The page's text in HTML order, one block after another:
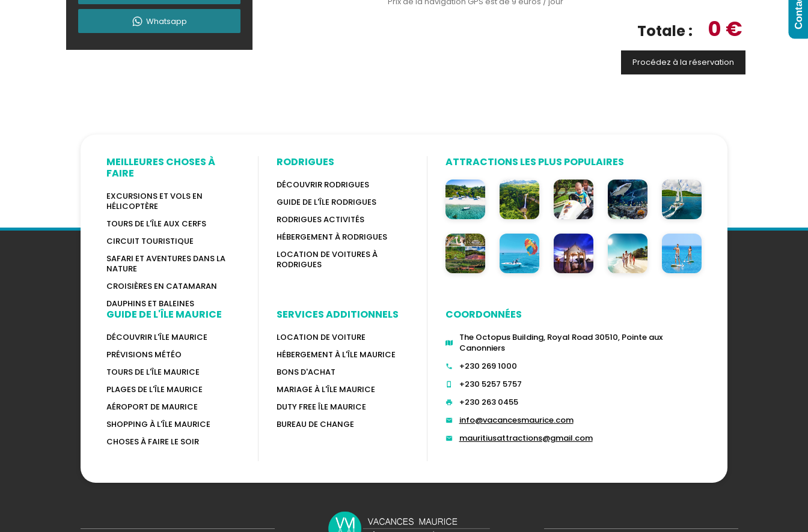
Whatsapp Totale : 0 €
MEILLEURES CHOSES À
FAIRE
EXCURSIONS ET VOLS EN
HÉLICOPTÈRE
TOURS DE L'ÎLE AUX CERFS
CIRCUIT TOURISTIQUE
SAFARI ET AVENTURES DANS LA
NATURE
CROISIÈRES EN CATAMARAN
DAUPHINS ET BALEINES
GUIDE DE L'ÎLE MAURICE
DÉCOUVRIR L'ÎLE MAURICE
PRÉVISIONS MÉTÉO
TOURS DE L'ÎLE MAURICE
PLAGES DE L'ÎLE MAURICE
AÉROPORT DE MAURICE
SHOPPING À L'ÎLE MAURICE
CHOSES À FAIRE LE SOIR
RODRIGUES
DÉCOUVRIR RODRIGUES
GUIDE DE L'ÎLE RODRIGUES
RODRIGUES ACTIVITÉS
HÉBERGEMENT À RODRIGUES
LOCATION DE VOITURES À
RODRIGUES
SERVICES ADDITIONNELS
LOCATION DE VOITURE
HÉBERGEMENT À L'ÎLE MAURICE
BONS D'ACHAT
MARIAGE À L'ÎLE MAURICE
DUTY FREE ÎLE MAURICE
BUREAU DE CHANGE
ATTRACTIONS LES PLUS POPULAIRES
COORDONNÉES
The Octopus Building, Royal Road 30510, Pointe aux
Canonniers
+230 269 1000
+230 5257 5757
+230 263 0455
info@vacancesmaurice.com
mauritiusattractions@gmail.com